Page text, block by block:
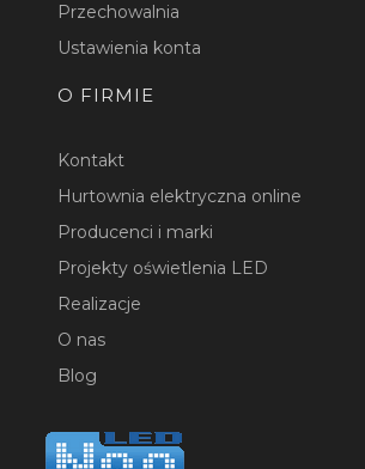
Przechowalnia
Ustawienia konta
O FIRMIE
Kontakt
Hurtownia elektryczna online
Producenci i marki
Projekty oświetlenia LED
Realizacje
O nas
Blog